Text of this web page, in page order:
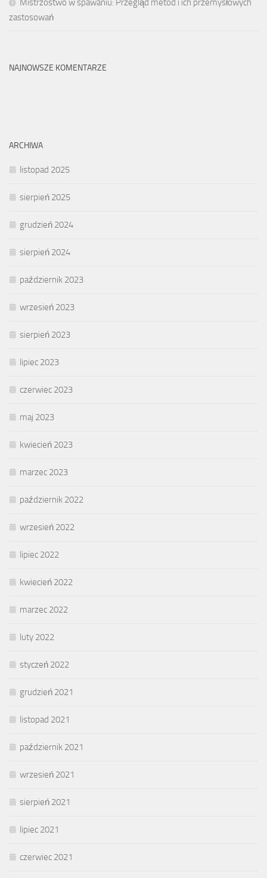
Mistrzostwo w spawaniu: Przegląd metod i ich przemysłowych
zastosowań
NAJNOWSZE KOMENTARZE
ARCHIWA
listopad 2025
sierpień 2025
grudzień 2024
sierpień 2024
październik 2023
wrzesień 2023
sierpień 2023
lipiec 2023
czerwiec 2023
maj 2023
kwiecień 2023
marzec 2023
październik 2022
wrzesień 2022
lipiec 2022
kwiecień 2022
marzec 2022
luty 2022
styczeń 2022
grudzień 2021
listopad 2021
październik 2021
wrzesień 2021
sierpień 2021
lipiec 2021
czerwiec 2021